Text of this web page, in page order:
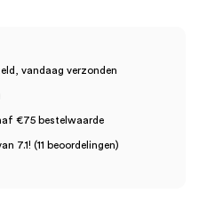
vandaag verzonden
€75 bestelwaarde
7.1! (11 beoordelingen)